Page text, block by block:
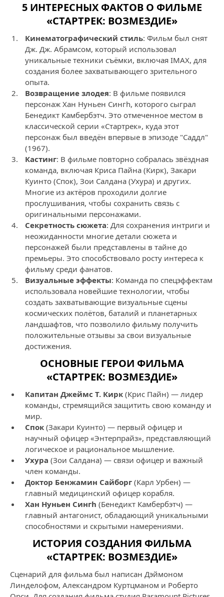
5 ИНТЕРЕСНЫХ ФАКТОВ О ФИЛЬМЕ
«СТАРТРЕК: ВОЗМЕЗДИЕ»
Кинематографический стиль: Фильм был снят
Дж. Дж. Абрамсом, который использовал
уникальные техники съёмки, включая IMAX, для
создания более захватывающего зрительного
опыта.
Возвращение злодея: В фильме появился
персонаж Хан Нуньен Сингh, которого сыграл
Бенедикт Камбербэтч. Это отмеченное местом в
классической серии «Стартрек», куда этот
персонаж был введён впервые в эпизоде "Саддл"
(1967).
Кастинг: В фильме повторно собралась звёздная
команда, включая Криса Пайна (Кирк), Закари
Куинто (Спок), Зои Салдана (Ухура) и других.
Многие из актёров проходили долгие
прослушивания, чтобы сохранить связь с
оригинальными персонажами.
Секретность сюжета: Для сохранения интриги и
неожиданности многие детали сюжета и
персонажей были представлены в тайне до
премьеры. Это способствовало росту интереса к
фильму среди фанатов.
Визуальные эффекты: Команда по спецэффектам
использовала новейшие технологии, чтобы
создать захватывающие визуальные сцены
космических полётов, баталий и планетарных
ландшафтов, что позволило фильму получить
положительные отзывы за свои визуальные
достижения.
ОСНОВНЫЕ ГЕРОИ ФИЛЬМА
«СТАРТРЕК: ВОЗМЕЗДИЕ»
Капитан Джеймс Т. Кирк (Крис Пайн) — лидер
команды, стремящийся защитить свою команду и
мир.
Спок (Закари Куинто) — первый офицер и
научный офицер «Энтерпрайз», представляющий
логическое и рациональное мышление.
Ухура (Зои Салдана) — связи офицер и важный
член команды.
Доктор Бенжамин Сайборг (Карл Урбен) —
главный медицинский офицер корабля.
Хан Нуньен Сингh (Бенедикт Камбербэтч) —
главный антагонист, обладающий уникальными
способностями и скрытыми намерениями.
ИСТОРИЯ СОЗДАНИЯ ФИЛЬМА
«СТАРТРЕК: ВОЗМЕЗДИЕ»
Сценарий для фильма был написан Дэймоном
Линделофом, Александром Куртцманом и Роберто